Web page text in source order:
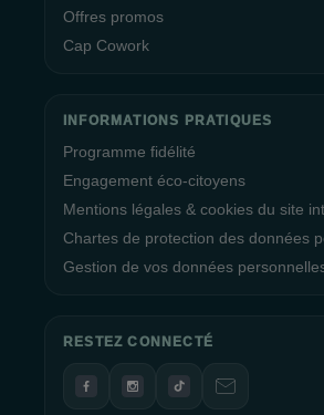
Offres promos
Cap Cowork
INFORMATIONS PRATIQUES
Programme fidélité
Engagement éco-citoyens
Mentions légales & cookies du site
Chartes de protection des données
Gestion de vos données
RESTEZ CONNECTÉ